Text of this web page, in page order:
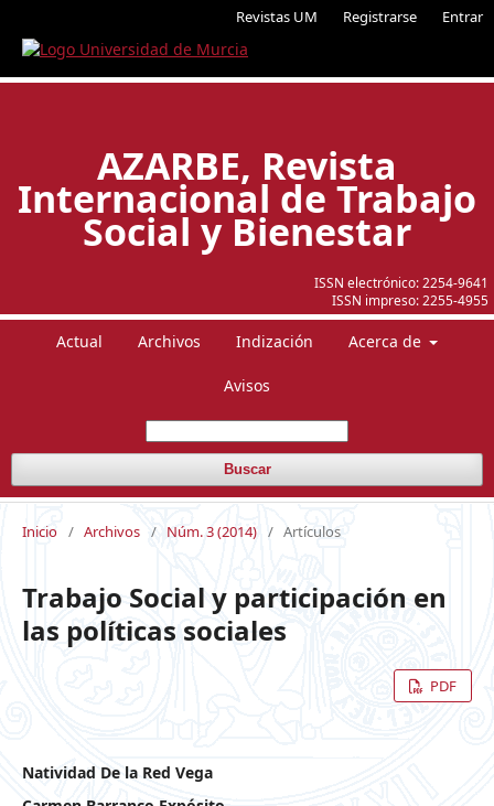
Revistas UM Registrarse Entrar
ISSN electrónico: 2254-9641
ISSN impreso: 2255-4955
AZARBE, Revista
Internacional de Trabajo
Social y Bienestar
Actual Archivos Indización Acerca de
Avisos
Buscar
Inicio / Archivos / Núm. 3 (2014) / Artículos
Trabajo Social y participación en
las políticas sociales
PDF
Natividad De la Red Vega